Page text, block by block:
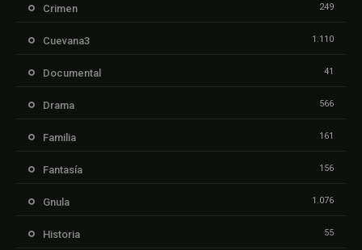
Crimen 249
Cuevana3 1.110
Documental 41
Drama 566
Familia 161
Fantasía 156
Gnula 1.076
Historia 55